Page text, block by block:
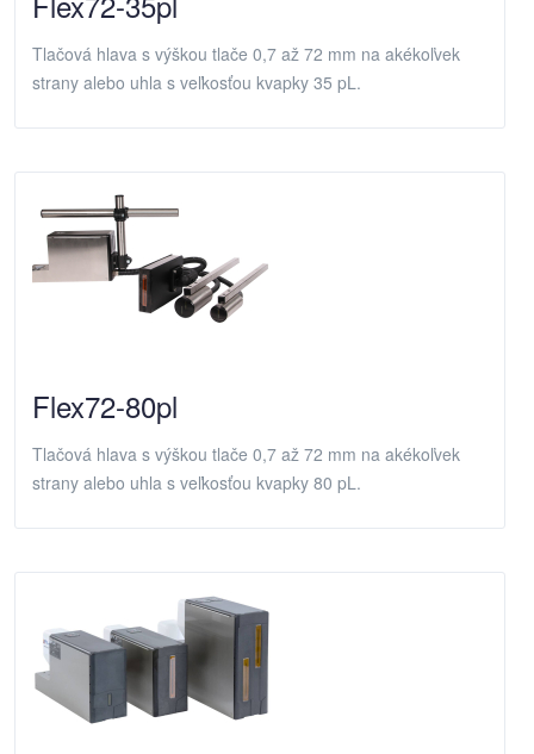
Tlačová hlava s výškou tlače 0,7 až 72 mm na akékoľvek
strany alebo uhla s veľkosťou kvapky 35 pL.
Flex72-80pl
Tlačová hlava s výškou tlače 0,7 až 72 mm na akékoľvek
strany alebo uhla s veľkosťou kvapky 80 pL.